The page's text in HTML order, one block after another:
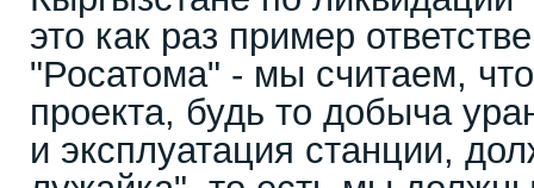
это как раз пример
"Росатома" - мы считаем,
проекта, будь то добыча
и эксплуатация станции,